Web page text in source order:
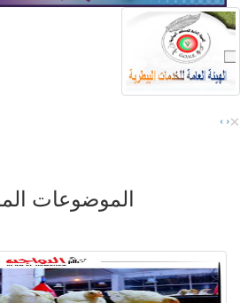
‹
› ×
الموضوعات